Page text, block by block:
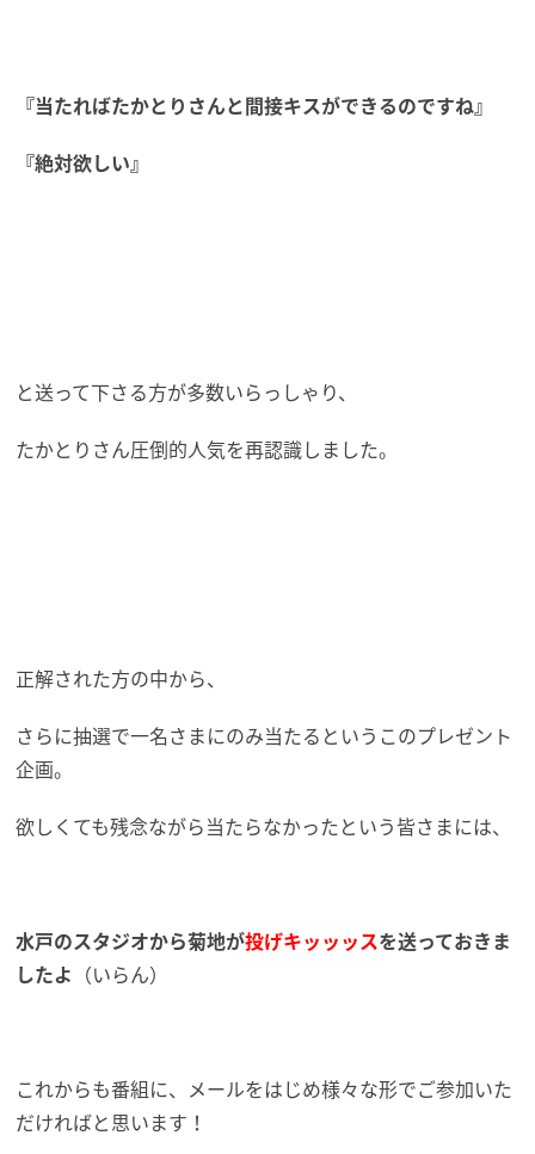
『当たればたかとりさんと間接キスができるのですね』
『絶対欲しい』
と送って下さる方が多数いらっしゃり、
たかとりさん圧倒的人気を再認識しました。
正解された方の中から、
さらに抽選で一名さまにのみ当たるというこのプレゼント
企画。
欲しくても残念ながら当たらなかったという皆さまには、
水戸のスタジオから菊地が投げキッッッスを送っておきま
したよ （いらん）
これからも番組に、メールをはじめ様々な形でご参加いた
だければと思います！